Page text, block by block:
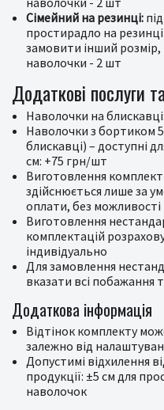
Сімейний на резинці:
простирадло на
замовити інший
наволочки - 2 шт
Додаткові послуги
Наволочки на
Наволочки з бортиком
блискавці) – доступні
см: +75 грн/шт
Виготовлення
здійснюється лише за
оплати, без
Виготовлення
комплектацій
індивідуально
Для замовлення
вказати всі побажання
Додаткова інформація
Відтінок комплекту
залежно від
Допустимі відхилення
продукції: ±5 см для
наволочок